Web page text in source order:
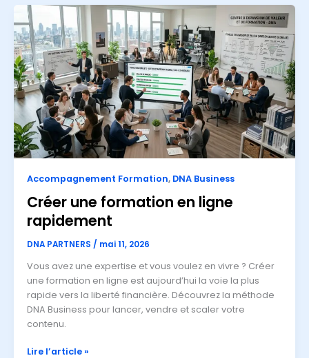
Accompagnement Formation, DNA Business
Créer une formation en ligne
rapidement
DNA PARTNERS / mai 11, 2026
Vous avez une expertise et vous voulez en vivre ? Créer
une formation en ligne est aujourd’hui la voie la plus
rapide vers la liberté financière. Découvrez la méthode
DNA Business pour lancer, vendre et scaler votre
contenu.
Créer
une
formation
en
ligne
rapidement
Lire l’article »